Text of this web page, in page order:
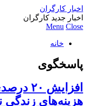
اخبار کارگران
اخبار جدید کارگران
Menu Close
خانه
پاسخگوی
هزینه‌های